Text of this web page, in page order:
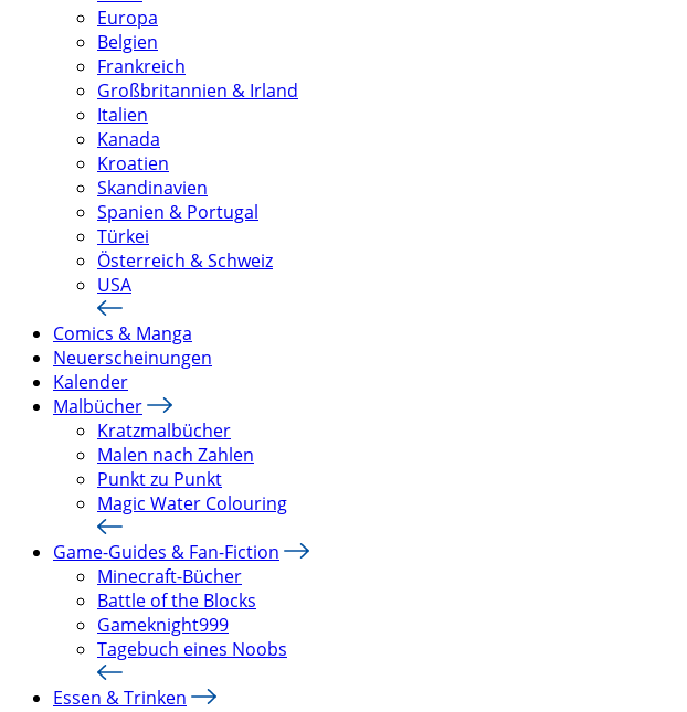
Europa
Belgien
Frankreich
Großbritannien & Irland
Italien
Kanada
Kroatien
Skandinavien
Spanien & Portugal
Türkei
Österreich & Schweiz
USA
Comics & Manga
Neuerscheinungen
Kalender
Malbücher
Kratzmalbücher
Malen nach Zahlen
Punkt zu Punkt
Magic Water Colouring
Game-Guides & Fan-Fiction
Minecraft-Bücher
Battle of the Blocks
Gameknight999
Tagebuch eines Noobs
Essen & Trinken